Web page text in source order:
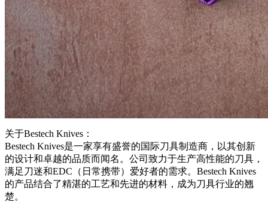
关于Bestech Knives：
Bestech Knives是一家享有盛誉的国际刀具制造商，以其创新
的设计和卓越的品质而闻名。公司致力于生产高性能的刀具，
满足刀迷和EDC（日常携带）爱好者的需求。Bestech Knives
的产品结合了精湛的工艺和先进的材料，成为刀具行业的翘
楚。